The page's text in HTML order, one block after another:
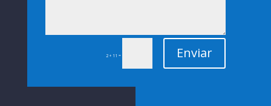
2 + 11 = Enviar